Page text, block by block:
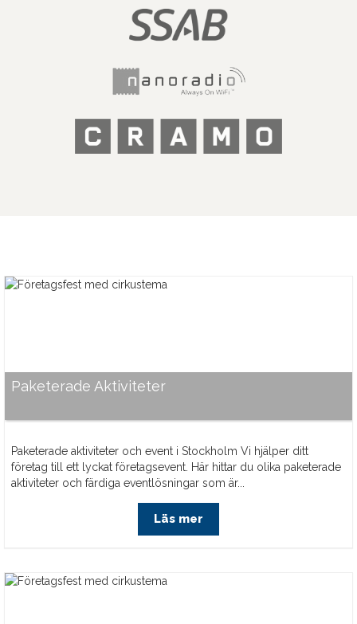
Paketerade Aktiviteter
Paketerade aktiviteter och event i Stockholm Vi hjälper ditt
företag till ett lyckat företagsevent. Här hittar du olika paketerade
aktiviteter och färdiga eventlösningar som är...
Läs mer